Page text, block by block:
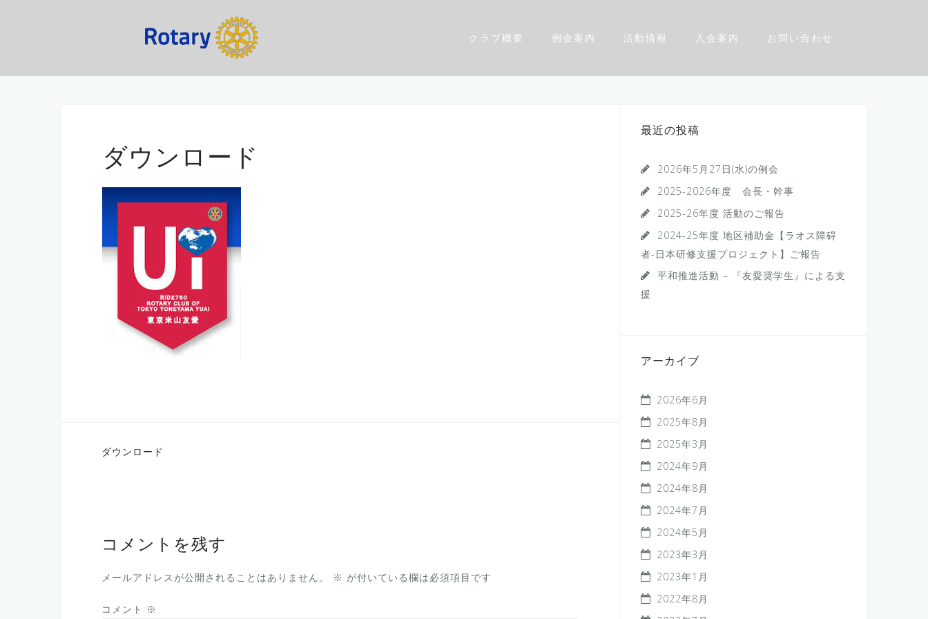
ツ
クラブ概要 例会案内 活動情報 入会案内 お問い合わせ
ダウンロード
投
ゲ
ョ
ダウンロード
コメントを残す
メールアドレスが公開されることはありません。 ※ が付いている欄は必須項目です
コメント ※
最近の投稿
2026年5月27日(水)の例会
2025-2026年度 会長・幹事
2025-26年度 活動のご報告
2024-25年度 地区補助金【ラオス障碍
者-日本研修支援プロジェクト】ご報告
平和推進活動 – 『友愛奨学生』による支
援
アーカイブ
2026年6月
2025年8月
2025年3月
2024年9月
2024年8月
2024年7月
2024年5月
2023年3月
2023年1月
2022年8月